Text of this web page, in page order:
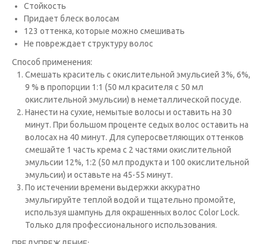
Стойкость
Придает блеск волосам
123 оттенка, которые можно смешивать
Не повреждает структуру волос
Способ применения:
Cмешать краситель с окислительной эмульсией 3%, 6%,
9 % в пропорции 1:1 (50 мл красителя с 50 мл
окислительной эмульсии) в неметаллической посуде.
Нанести на сухие, немытые волосы и оставить на 30
минут. При большом проценте седых волос оставить на
волосах на 40 минут. Для суперосветляющих оттенков
смешайте 1 часть крема с 2 частями окислительной
эмульсии 12%, 1:2 (50 мл продукта и 100 окислительной
эмульсии) и оставьте на 45-55 минут.
По истечении времени выдержки аккуратно
эмульгируйте теплой водой и тщательно промойте,
используя шампунь для окрашенных волос Color Lock.
Только для профессионального использования.